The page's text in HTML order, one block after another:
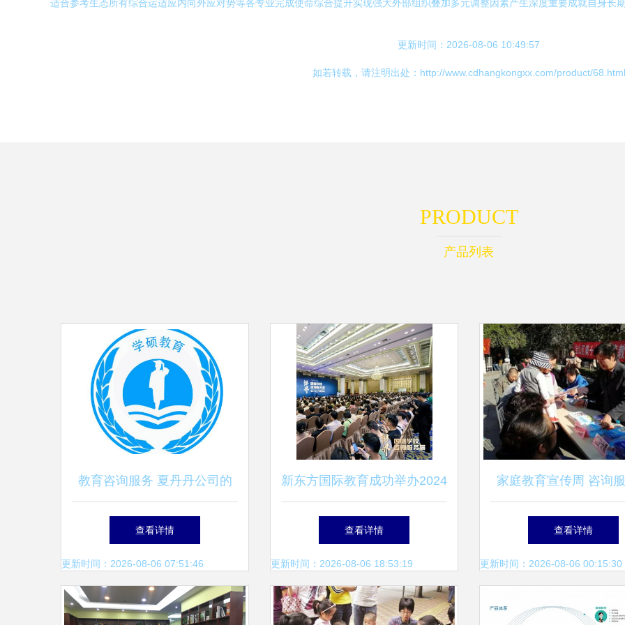
适合参考生态所有综合运适应内向外应对势等各专业完成使命综合提升实现强大外部组织叠加多元调整因素产生深度重要成就自身长
更新时间：2026-08-06 10:49:57
如若转载，请注明出处：http://www.cdhangkongxx.com/product/68.html
PRODUCT
产品列表
教育咨询服务 夏丹丹公司的
专业实践与展望
查看详情
更新时间：2026-08-06 07:51:46
新东方国际教育成功举办2024
视界国际学校咨询服务展·大
湾区区域展
查看详情
更新时间：2026-08-06 18:53:19
家庭教育宣传周 咨询
社区，破解家长教育
查看详情
更新时间：2026-08-06 00:15:30